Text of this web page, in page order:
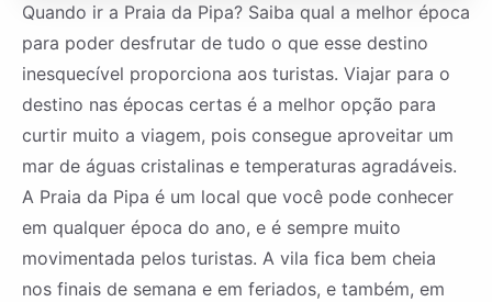
Quando ir a Praia da Pipa? Saiba qual a melhor época
para poder desfrutar de tudo o que esse destino
inesquecível proporciona aos turistas. Viajar para o
destino nas épocas certas é a melhor opção para
curtir muito a viagem, pois consegue aproveitar um
mar de águas cristalinas e temperaturas agradáveis.
A Praia da Pipa é um local que você pode conhecer
em qualquer época do ano, e é sempre muito
movimentada pelos turistas. A vila fica bem cheia
nos finais de semana e em feriados, e também, em